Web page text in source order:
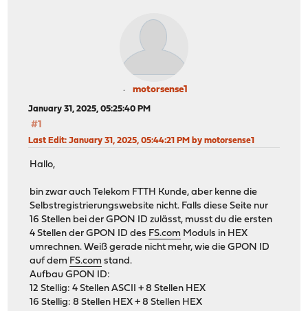
motorsense1
January 31, 2025, 05:25:40 PM
#1
Last Edit: January 31, 2025, 05:44:21 PM by motorsense1
Hallo,
bin zwar auch Telekom FTTH Kunde, aber kenne die
Selbstregistrierungswebsite nicht. Falls diese Seite nur
16 Stellen bei der GPON ID zulässt, musst du die ersten
4 Stellen der GPON ID des FS.com Moduls in HEX
umrechnen. Weiß gerade nicht mehr, wie die GPON ID
auf dem FS.com stand.
Aufbau GPON ID:
12 Stellig: 4 Stellen ASCII + 8 Stellen HEX
16 Stellig: 8 Stellen HEX + 8 Stellen HEX